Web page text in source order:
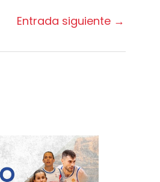
Entrada siguiente →